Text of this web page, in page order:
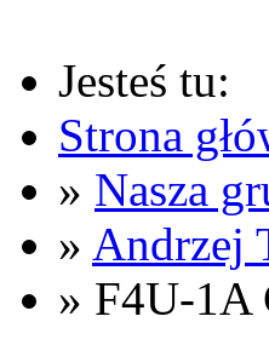
Jesteś tu:
Strona
» Nasza
» Andrzej
» F4U-1A